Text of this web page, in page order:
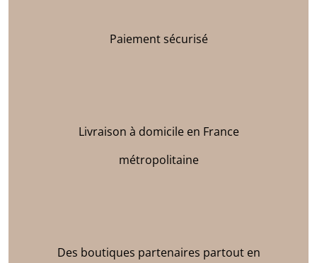
Paiement sécurisé
Livraison à domicile en France
métropolitaine
Des boutiques partenaires partout en